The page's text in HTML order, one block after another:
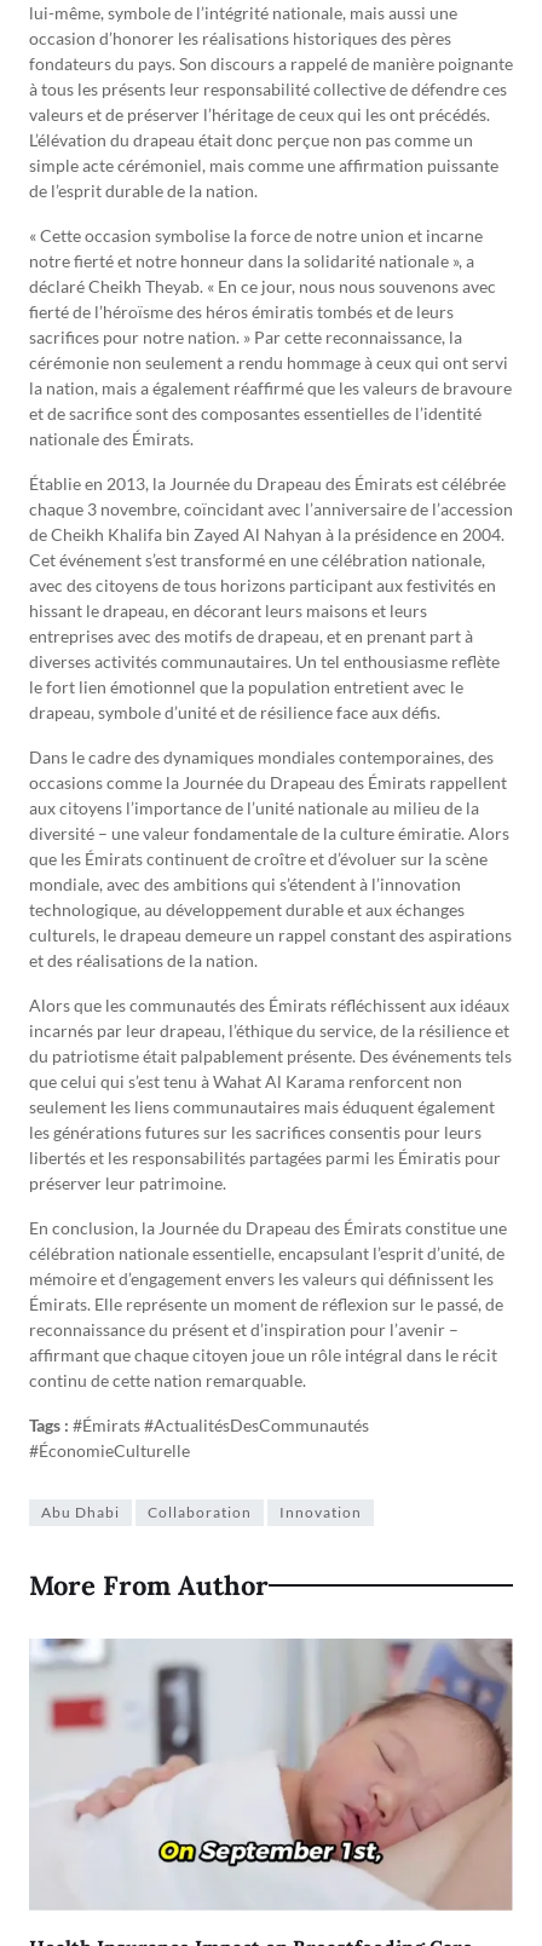
lui-même, symbole de l’intégrité nationale, mais aussi une
occasion d’honorer les réalisations historiques des pères
fondateurs du pays. Son discours a rappelé de manière poignante
à tous les présents leur responsabilité collective de défendre ces
valeurs et de préserver l’héritage de ceux qui les ont précédés.
L’élévation du drapeau était donc perçue non pas comme un
simple acte cérémoniel, mais comme une affirmation puissante
de l’esprit durable de la nation.
« Cette occasion symbolise la force de notre union et incarne
notre fierté et notre honneur dans la solidarité nationale », a
déclaré Cheikh Theyab. « En ce jour, nous nous souvenons avec
fierté de l’héroïsme des héros émiratis tombés et de leurs
sacrifices pour notre nation. » Par cette reconnaissance, la
cérémonie non seulement a rendu hommage à ceux qui ont servi
la nation, mais a également réaffirmé que les valeurs de bravoure
et de sacrifice sont des composantes essentielles de l’identité
nationale des Émirats.
Établie en 2013, la Journée du Drapeau des Émirats est célébrée
chaque 3 novembre, coïncidant avec l’anniversaire de l’accession
de Cheikh Khalifa bin Zayed Al Nahyan à la présidence en 2004.
Cet événement s’est transformé en une célébration nationale,
avec des citoyens de tous horizons participant aux festivités en
hissant le drapeau, en décorant leurs maisons et leurs
entreprises avec des motifs de drapeau, et en prenant part à
diverses activités communautaires. Un tel enthousiasme reflète
le fort lien émotionnel que la population entretient avec le
drapeau, symbole d’unité et de résilience face aux défis.
Dans le cadre des dynamiques mondiales contemporaines, des
occasions comme la Journée du Drapeau des Émirats rappellent
aux citoyens l’importance de l’unité nationale au milieu de la
diversité – une valeur fondamentale de la culture émiratie. Alors
que les Émirats continuent de croître et d’évoluer sur la scène
mondiale, avec des ambitions qui s’étendent à l’innovation
technologique, au développement durable et aux échanges
culturels, le drapeau demeure un rappel constant des aspirations
et des réalisations de la nation.
Alors que les communautés des Émirats réfléchissent aux idéaux
incarnés par leur drapeau, l’éthique du service, de la résilience et
du patriotisme était palpablement présente. Des événements tels
que celui qui s’est tenu à Wahat Al Karama renforcent non
seulement les liens communautaires mais éduquent également
les générations futures sur les sacrifices consentis pour leurs
libertés et les responsabilités partagées parmi les Émiratis pour
préserver leur patrimoine.
En conclusion, la Journée du Drapeau des Émirats constitue une
célébration nationale essentielle, encapsulant l’esprit d’unité, de
mémoire et d’engagement envers les valeurs qui définissent les
Émirats. Elle représente un moment de réflexion sur le passé, de
reconnaissance du présent et d’inspiration pour l’avenir –
affirmant que chaque citoyen joue un rôle intégral dans le récit
continu de cette nation remarquable.
Tags : #Émirats #ActualitésDesCommunautés
#ÉconomieCulturelle
Abu Dhabi Collaboration Innovation
More From Author